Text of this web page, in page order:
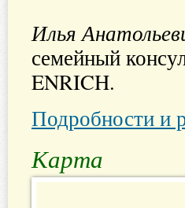
Илья
семейный
ENRICH.
Подробности и
Карта